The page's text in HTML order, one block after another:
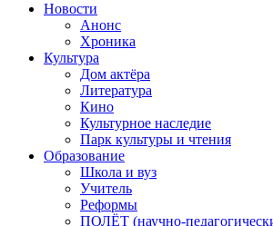
Новости
Анонс
Хроника
Культура
Дом актёра
Литература
Кино
Культурное наследие
Парк культуры и чтения
Образование
Школа и вуз
Учитель
Реформы
ПОЛЁТ (научно-